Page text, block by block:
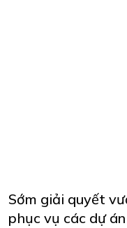
Sớm giải quyết
phục vụ các dự